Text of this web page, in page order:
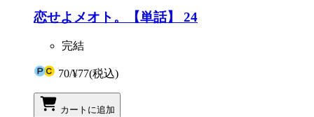
恋せよメオト。【単話】 24
完結
70/¥77(税込)
カートに追加